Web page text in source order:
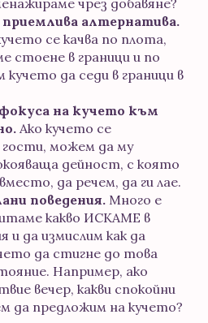
алтернатива.
се качва по плота,
стоене в граници и по
кучето да седи в граници в
на кучето към
Ако кучето се
можем да му
дейност, с която
да речем, да ги лае.
поведения. Много е
какво ИСКАМЕ в
и да измислим как да
да стигне до това
Например, ако
вечер, какви спокойни
да предложим на кучето?